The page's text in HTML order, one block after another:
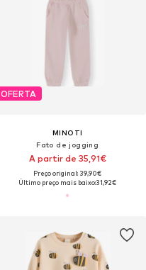
OFERTA
MINOTI
Fato de jogging
A partir de 35,91€
Preço original: 39,90€
Último preço mais baixo:31,92€